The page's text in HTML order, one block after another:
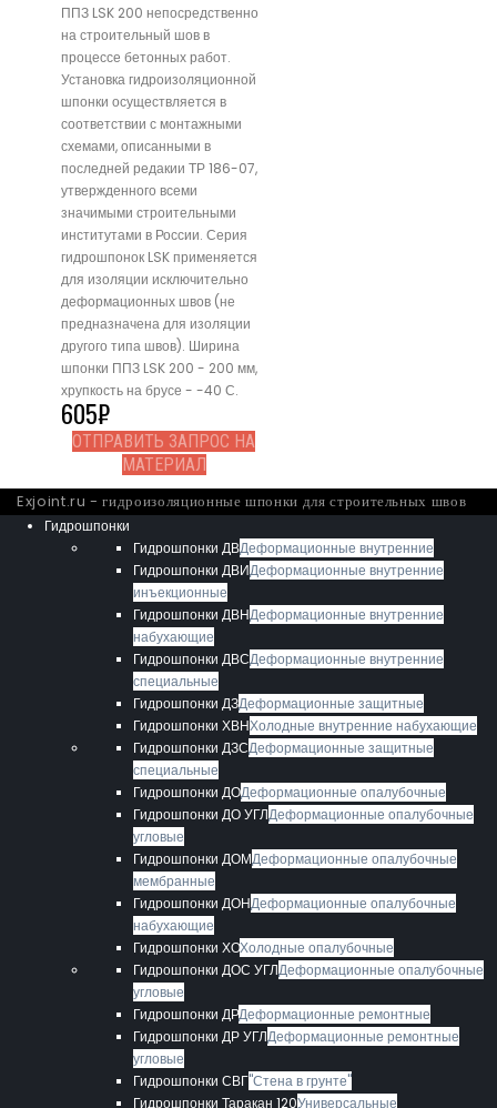
ППЗ LSK 200 непосредственно
на строительный шов в
процессе бетонных работ.
Установка гидроизоляционной
шпонки осуществляется в
соответствии с монтажными
схемами, описанными в
последней редакии ТР 186-07,
утвержденного всеми
значимыми строительными
институтами в России. Серия
гидрошпонок LSK применяется
для изоляции исключительно
деформационных швов (не
предназначена для изоляции
другого типа швов). Ширина
шпонки ППЗ LSK 200 - 200 мм,
хрупкость на брусе - -40 С.
605₽
ОТПРАВИТЬ ЗАПРОС НА
МАТЕРИАЛ
Exjoint.ru - гидроизоляционные шпонки для строительных швов
Гидрошпонки
Гидрошпонки ДВДеформационные внутренние
Гидрошпонки ДВИДеформационные внутренние
инъекционные
Гидрошпонки ДВНДеформационные внутренние
набухающие
Гидрошпонки ДВСДеформационные внутренние
специальные
Гидрошпонки ДЗДеформационные защитные
Гидрошпонки ХВНХолодные внутренние набухающие
Гидрошпонки ДЗСДеформационные защитные
специальные
Гидрошпонки ДОДеформационные опалубочные
Гидрошпонки ДО УГЛДеформационные опалубочные
угловые
Гидрошпонки ДОМДеформационные опалубочные
мембранные
Гидрошпонки ДОНДеформационные опалубочные
набухающие
Гидрошпонки ХОХолодные опалубочные
Гидрошпонки ДОС УГЛДеформационные опалубочные
угловые
Гидрошпонки ДРДеформационные ремонтные
Гидрошпонки ДР УГЛДеформационные ремонтные
угловые
Гидрошпонки СВГ"Стена в грунте"
Гидрошпонки Таракан 120Универсальные